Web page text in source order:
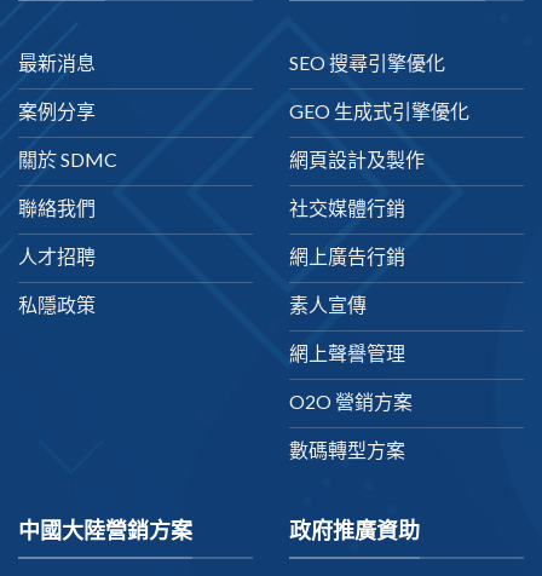
最新消息
案例分享
關於 SDMC
聯絡我們
人才招聘
私隱政策
SEO 搜尋引擎優化
GEO 生成式引擎優化
網頁設計及製作
社交媒體行銷
網上廣告行銷
素人宣傳
網上聲譽管理
O2O 營銷方案
數碼轉型方案
中國大陸營銷方案 政府推廣資助